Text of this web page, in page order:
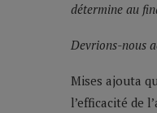
détermine au
Devrions-nous
Mises ajouta
l’efficacité de